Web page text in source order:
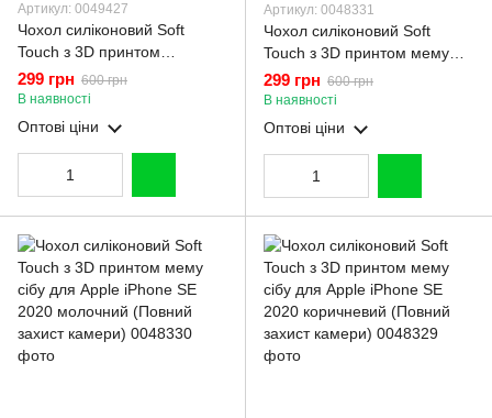
Артикул: 0049427
Чохол силіконовий Soft
Touch з 3D принтом
кумедний тед ведмідик для
Apple iPhone SE 2020
бордовий (Повний захист
299 грн 600 грн
В наявності
Оптові ціни
Артикул: 0048331
Чохол силіконовий Soft
Touch з 3D принтом мему
сібу для Apple iPhone SE
2020 рожевий (Повний
захист камери)
299 грн 600 грн
В наявності
Оптові ціни